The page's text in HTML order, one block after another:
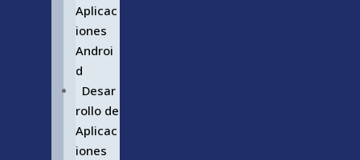
Aplicac
iones
Androi
d
Desar
rollo de
Aplicac
iones